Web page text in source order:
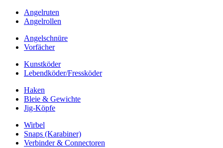
Angelruten
Angelrollen
Angelschnüre
Vorfächer
Kunstköder
Lebendköder/Fressköder
Haken
Bleie & Gewichte
Jig-Köpfe
Wirbel
Snaps (Karabiner)
Verbinder & Connectoren